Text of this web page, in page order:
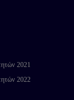
2021
2022